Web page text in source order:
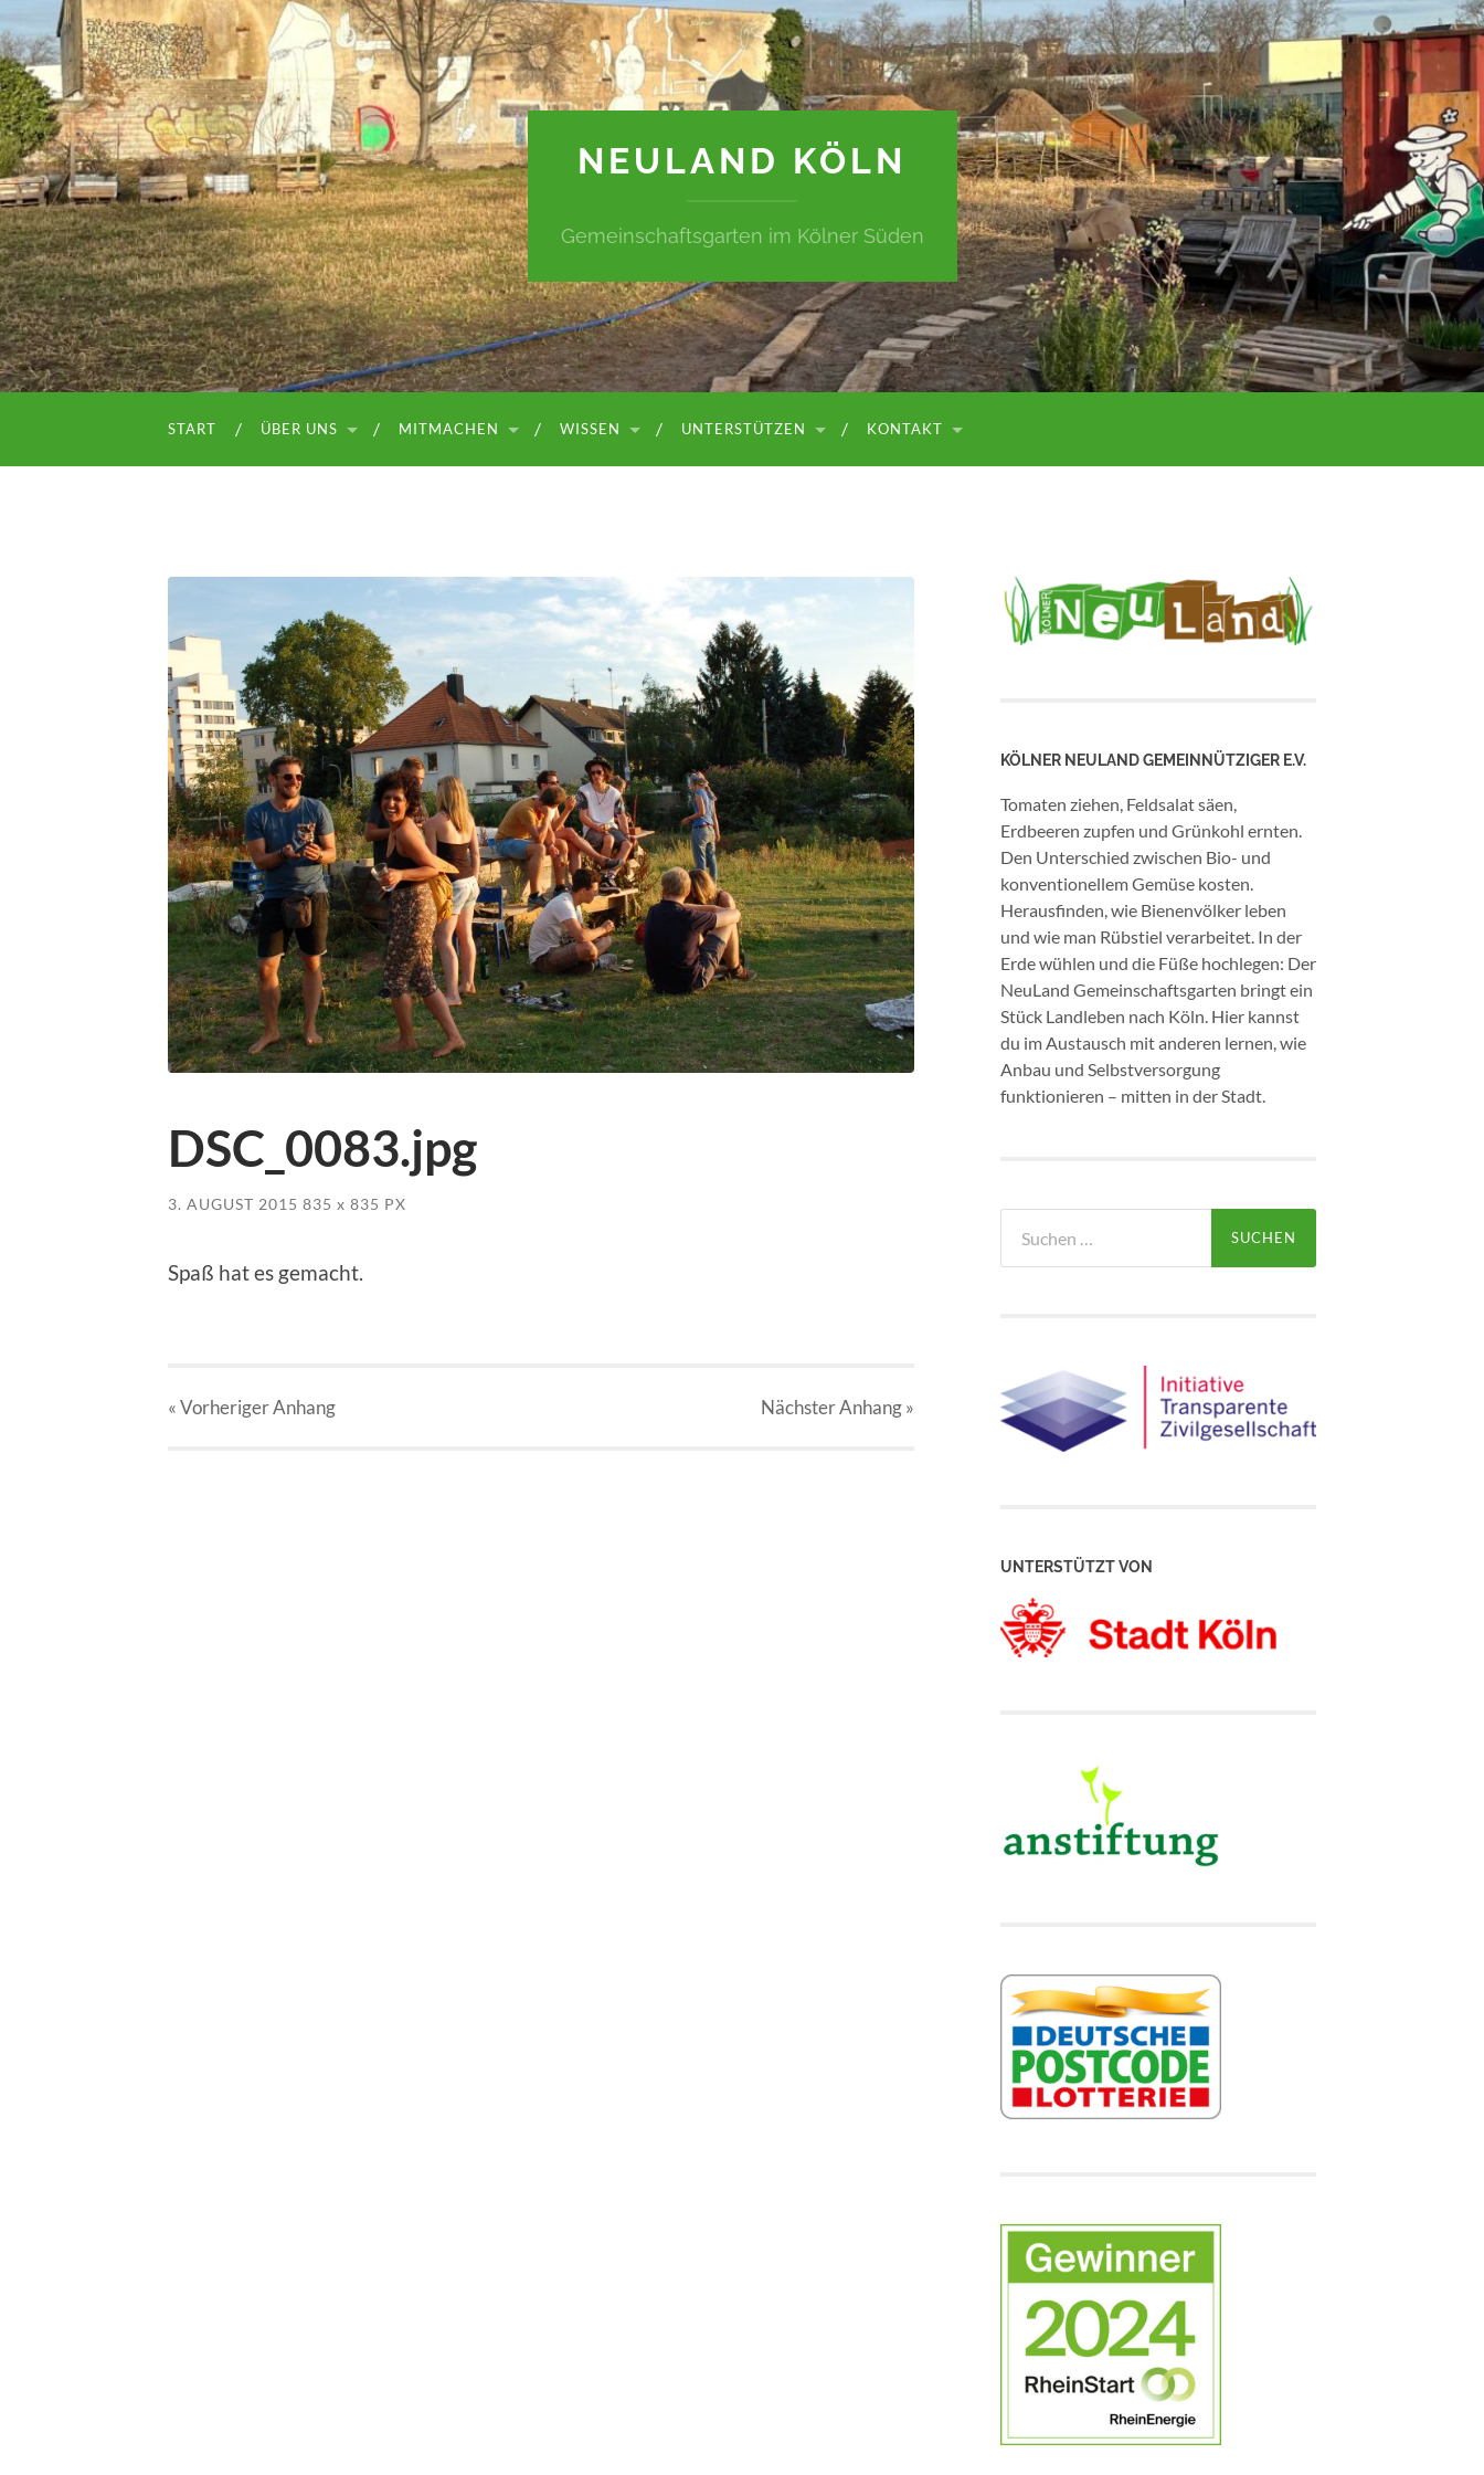
NEULAND KÖLN
Gemeinschaftsgarten im Kölner Süden
START ÜBER UNS MITMACHEN WISSEN UNTERSTÜTZEN KONTAKT
DSC_0083.jpg
3. AUGUST 2015 835 x 835 PX
Spaß hat es gemacht.
« VorherigerAnhang NächsterAnhang»
KÖLNER NEULAND GEMEINNÜTZIGER E.V.
Tomaten ziehen, Feldsalat säen,
Erdbeeren zupfen und Grünkohl ernten.
Den Unterschied zwischen Bio- und
konventionellem Gemüse kosten.
Herausfinden, wie Bienenvölker leben
und wie man Rübstiel verarbeitet. In der
Erde wühlen und die Füße hochlegen: Der
NeuLand Gemeinschaftsgarten bringt ein
Stück Landleben nach Köln. Hier kannst
du im Austausch mit anderen lernen, wie
Anbau und Selbstversorgung
funktionieren – mitten in der Stadt.
nach:
UNTERSTÜTZT VON